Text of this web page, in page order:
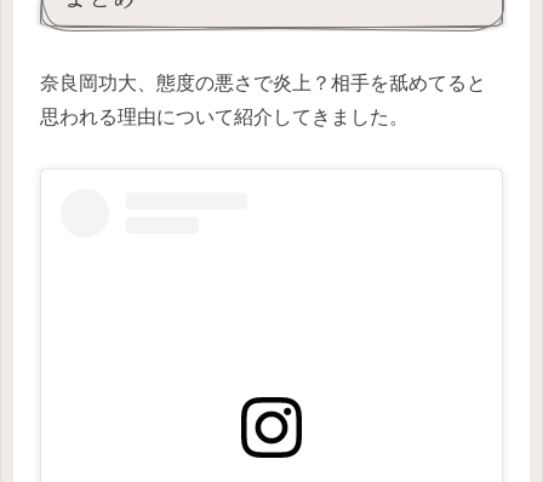
奈良岡功大、態度の悪さで炎上？相手を舐めてると
思われる理由について紹介してきました。